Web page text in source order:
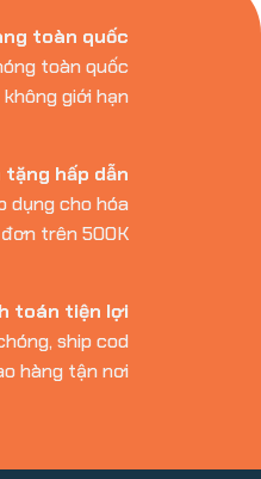
toàn quốc
toàn quốc
không giới hạn
tặng hấp dẫn
dụng cho hóa
đơn trên 500K
toán tiện lợi
ship cod
hàng tận nơi